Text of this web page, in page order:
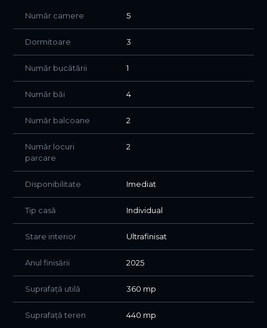
* Suprafață teren: 435 mp
* Suprafață construită la sol: 140 mp
* Suprafață construită totală: 435 mp
* Suprafață utilă / nivel: 110 mp
* Curte liberă: 310 mp
Compartimentare
* Living + dining + bucătărie open-space: 53 mp
* Grup sanitar
* Birou / cameră pentru personal
* Cameră tehnică
* Terasă și acces către curte
Suprafață utilă parter: 110 mp
Terasă și curte: 30 mp
Total nivel: 140 mp
* 3 dormitoare
* 3 băi
* 2 balcoane
Număr camere 5
Dormitoare 3
Număr bucătării 1
Număr băi 4
Număr balcoane 2
Număr locuri
parcare
2
Disponibilitate Imediat
Tip casă Individual
Stare interior Ultrafinisat
Anul finisării 2025
Suprafață utilă 360 mp
Suprafață teren 440 mp